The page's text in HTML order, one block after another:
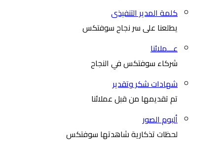
كلمة المدير التنفيذى
يطلعنا على سر نجاح سوفتكس
عـــملائنا
شركاء سوفتكس في النجاح
شهادات شكر وتقدير
تم تقديمها من قبل عملائنا
ألبوم الصور
لحظات تذكارية شاهدتها سوفتكس